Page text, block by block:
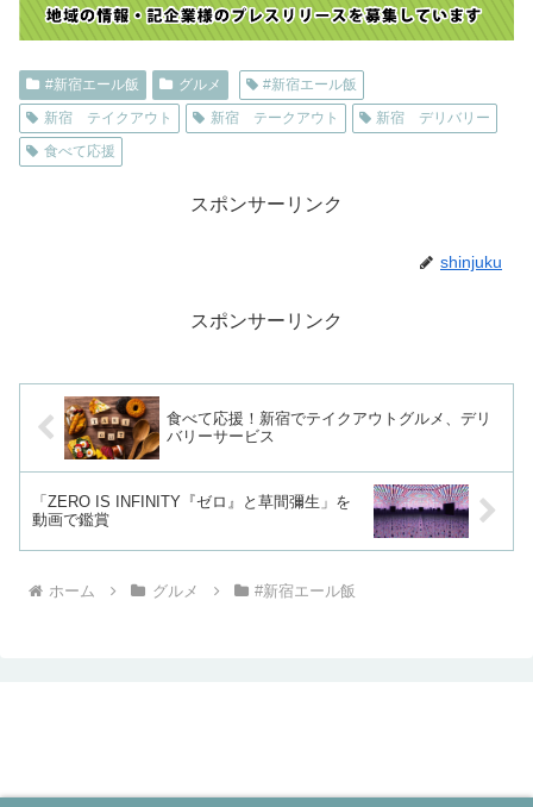
#新宿エール飯 グルメ
#新宿エール飯
新宿 テイクアウト
新宿 テークアウト
新宿 デリバリー
食べて応援
スポンサーリンク
shinjuku
スポンサーリンク
食べて応援！新宿でテイクアウトグルメ、デリ
バリーサービス
「ZERO IS INFINITY『ゼロ』と草間彌生」を
動画で鑑賞
ホーム グルメ #新宿エール飯